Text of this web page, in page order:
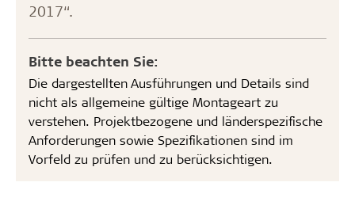
2017“.
Bitte beachten Sie:
Die dargestellten Ausführungen und Details sind
nicht als allgemeine gültige Montageart zu
verstehen. Projektbezogene und länderspezifische
Anforderungen sowie Spezifikationen sind im
Vorfeld zu prüfen und zu berücksichtigen.